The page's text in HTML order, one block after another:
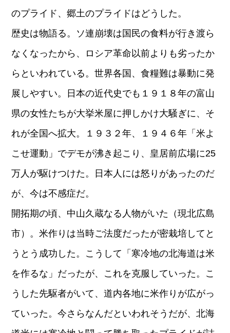
のプライド、郷土のプライドはどうした。
歴史は物語る。ソ連崩壊は国民の食料が行き渡ら
なくなったから、ロシア革命以前よりも劣ったか
らといわれている。世界各国、食糧難は暴動に発
展しやすい。日本の近代史でも１９１８年の富山
県の女性たちが大挙米屋に押しかけ大騒ぎに、そ
れが全国へ拡大。１９３２年、１９４６年「米よ
こせ運動」でデモが沸き起こり、皇居前広場に25
万人が駆けつけた。日本人には怒りがあったのだ
が、今は不感症だ。
開拓期の頃、中山久蔵なる人物がいた（現北広島
市）。米作りは当時ご法度だったが密栽培してと
うとう成功した。こうして「寒冷地の北海道は米
を作るな」だったが、これを克服していった。こ
うした先駆者がいて、道内各地に米作りが広がっ
ていった。今さらなんだといわれそうだが、北海